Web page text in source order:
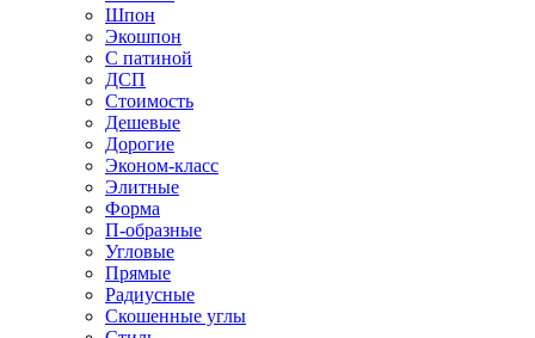
Шпон
Экошпон
С патиной
ДСП
Стоимость
Дешевые
Дорогие
Эконом-класс
Элитные
Форма
П-образные
Угловые
Прямые
Радиусные
Скошенные углы